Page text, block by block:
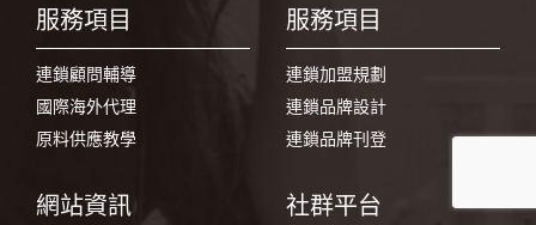
服務項目
連鎖顧問輔導
國際海外代理
原料供應教學
服務項目
連鎖加盟規劃
連鎖品牌設計
連鎖品牌刊登
網站資訊 社群平台